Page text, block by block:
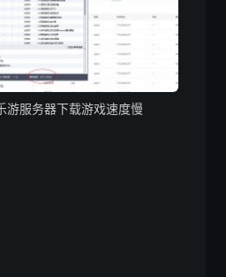
游服务器下载游戏速度慢